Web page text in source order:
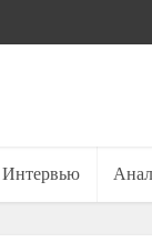
Интервью